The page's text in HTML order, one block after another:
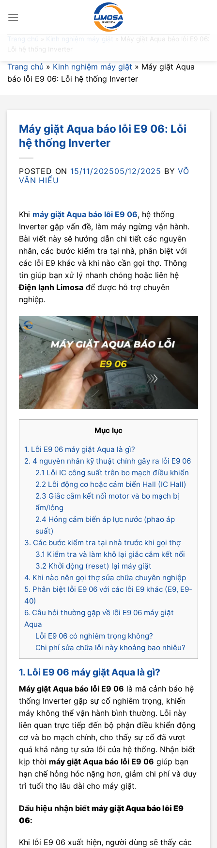
Máy giặt Aqua báo lỗi E9 06:
Lỗi hệ thống Inverter
Trang chủ » Kinh nghiệm máy giặt » Máy giặt Aqua
báo lỗi E9 06: Lỗi hệ thống Inverter
Máy giặt Aqua báo lỗi E9 06: Lỗi
hệ thống Inverter
POSTED ON 15/11/202505/12/2025 BYVÕ
VĂN HIẾU
Khi máy giặt Aqua báo lỗi E9 06, hệ thống
Inverter gặp vấn đề, làm máy ngừng vận hành.
Bài viết này sẽ hướng dẫn chi tiết các nguyên
nhân, các bước kiểm tra tại nhà, phân biệt với
các lỗi E9 khác và khi nào cần gọi thợ. Thông
tin giúp bạn xử lý nhanh chóng hoặc liên hệ
Điện lạnh Limosa để được hỗ trợ chuyên
nghiệp.
Mục lục
1. Lỗi E9 06 máy giặt Aqua là gì?
2. 4 nguyên nhân kỹ thuật chính gây ra lỗi E9 06
2.1 Lỗi IC công suất trên bo mạch điều khiển
2.2 Lỗi động cơ hoặc cảm biến Hall (IC Hall)
2.3 Giắc cắm kết nối motor và bo mạch bị
ẩm/lỏng
2.4 Hỏng cảm biến áp lực nước (phao áp
suất)
3. Các bước kiểm tra tại nhà trước khi gọi thợ
3.1 Kiểm tra và làm khô lại giắc cắm kết nối
3.2 Khởi động (reset) lại máy giặt
4. Khi nào nên gọi thợ sửa chữa chuyên nghiệp
5. Phân biệt lỗi E9 06 với các lỗi E9 khác (E9, E9-
40)
6. Câu hỏi thường gặp về lỗi E9 06 máy giặt
Aqua
Lỗi E9 06 có nghiêm trọng không?
Chi phí sửa chữa lỗi này khoảng bao nhiêu?
1. Lỗi E9 06 máy giặt Aqua là gì?
Máy giặt Aqua báo lỗi E9 06 là mã cảnh báo hệ
thống Inverter gặp sự cố nghiêm trọng, khiến
máy không thể vận hành bình thường. Lỗi này
liên quan trực tiếp đến bộ phận điều khiển động
cơ và bo mạch chính, cho thấy sự cố đã vượt
quá khả năng tự sửa lỗi của hệ thống. Nhận biết
kịp thời máy giặt Aqua báo lỗi E9 06 giúp bạn
hạn chế hỏng hóc nặng hơn, giảm chi phí và duy
trì tuổi thọ lâu dài cho máy giặt.
Dấu hiệu nhận biết máy giặt Aqua báo lỗi E9
06:
Khi lỗi E9 06 xuất hiện, người dùng sẽ thấy các